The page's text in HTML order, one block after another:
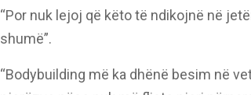
“Por nuk lejoj që këto të ndikojnë në
shumë”.
“Bodybuilding më ka dhënë besim në